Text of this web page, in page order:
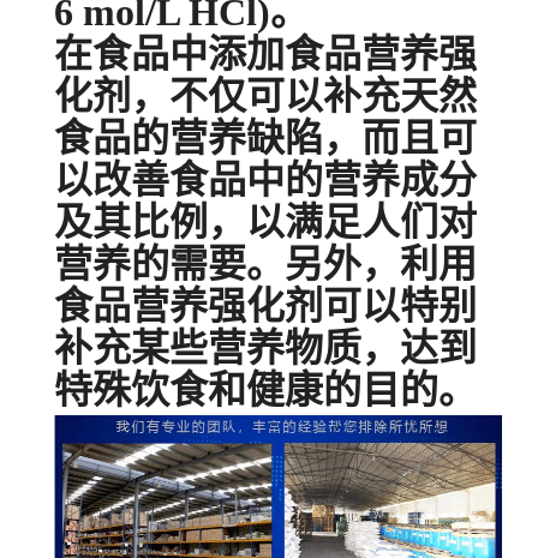
6 mol/L HCl)。
在食品中添加食品营养强
化剂，不仅可以补充天然
食品的营养缺陷，而且可
以改善食品中的营养成分
及其比例，以满足人们对
营养的需要。另外，利用
食品营养强化剂可以特别
补充某些营养物质，达到
特殊饮食和健康的目的。